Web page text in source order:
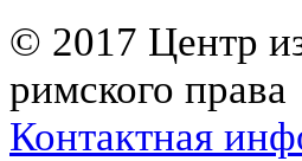
© 2017 Центр
римского права
Контактная